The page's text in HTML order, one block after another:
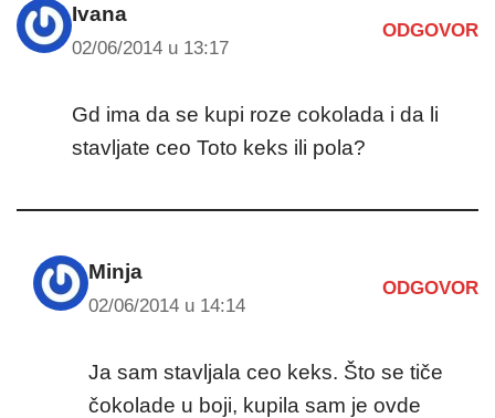
Ivana
02/06/2014 u 13:17
ODGOVOR
Gd ima da se kupi roze cokolada i da li
stavljate ceo Toto keks ili pola?
Minja
02/06/2014 u 14:14
ODGOVOR
Ja sam stavljala ceo keks. Što se tiče
čokolade u boji, kupila sam je ovde